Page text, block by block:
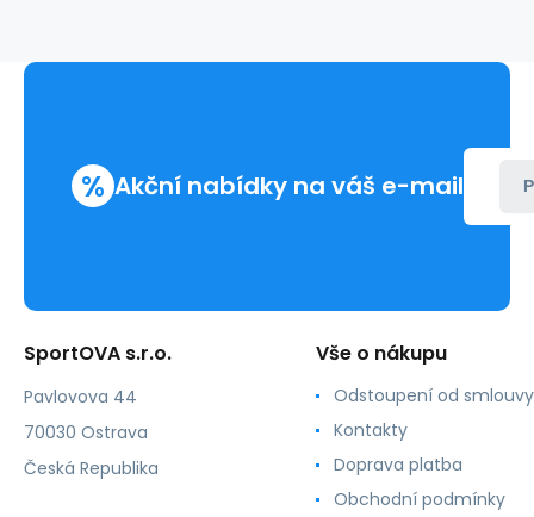
597
% Akční nabídky na váš e-mail
SportOVA s.r.o.
Pavlovova 44
70030 Ostrava
Česká Republika
Vše o nákupu
Odstoupení od smlouvy
Kontakty
Doprava platba
Obchodní podmínky